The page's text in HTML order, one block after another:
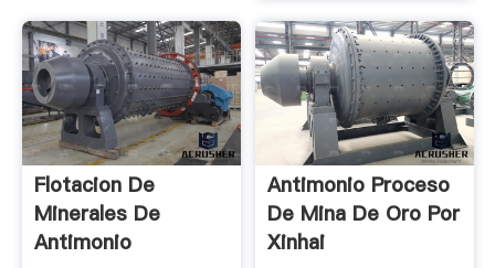
Flotacion De
Minerales De
Antimonio
Antimonio Proceso
De Mina De Oro Por
Xinhai